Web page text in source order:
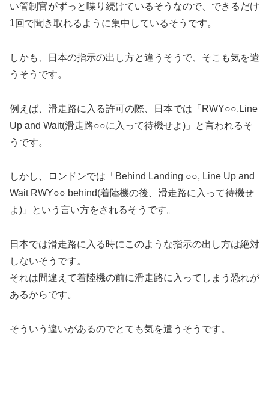
い管制官がずっと喋り続けているそうなので、できるだけ
1回で聞き取れるように集中しているそうです。
しかも、日本の指示の出し方と違うそうで、そこも気を遣
うそうです。
例えば、滑走路に入る許可の際、日本では「RWY○○,Line
Up and Wait(滑走路○○に入って待機せよ)」と言われるそ
うです。
しかし、ロンドンでは「Behind Landing ○○, Line Up and
Wait RWY○○ behind(着陸機の後、滑走路に入って待機せ
よ)」という言い方をされるそうです。
日本では滑走路に入る時にこのような指示の出し方は絶対
しないそうです。
それは間違えて着陸機の前に滑走路に入ってしまう恐れが
あるからです。
そういう違いがあるのでとても気を遣うそうです。